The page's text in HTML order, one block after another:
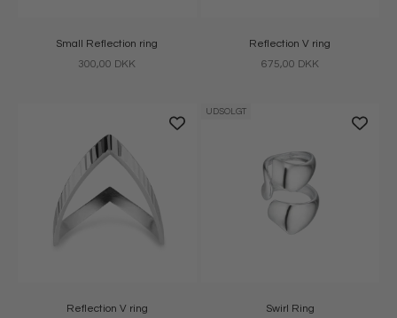
Small Reflection ring
Salgspris
300,00 DKK
Reflection V ring
Salgspris
675,00 DKK
Reflection V ring
UDSOLGT
Swirl Ring